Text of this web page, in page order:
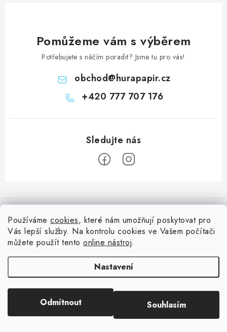
Používáme cookies, které nám umožňují poskytovat pro
Vás lepší služby. Na kontrolu cookies ve Vašem počítači
můžete použít tento online nástroj.
Nastavení
Odmítnout Souhlasím
Pomůžeme vám s výběrem
Potřebujete s něčím poradit? Jsme tu pro vás!
obchod@hurapapir.cz
+420 777 707 176
á
Doprava
Oblíbené ♥️
Hodnocení obchodu
Nepřehlédněte
Blog s nápady a návody
Slovník pojmů, české návody
Reklamace a vrácení zboží
Vytvořil Shoptet
. Všechna práva vyhrazena.Upravit nastavení